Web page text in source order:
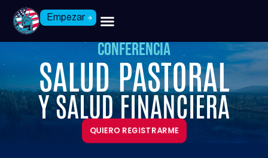
Empezar
Conferencia
SALUD PASTORAL
Y SALUD FINANCIERA
QUIERO REGISTRARME